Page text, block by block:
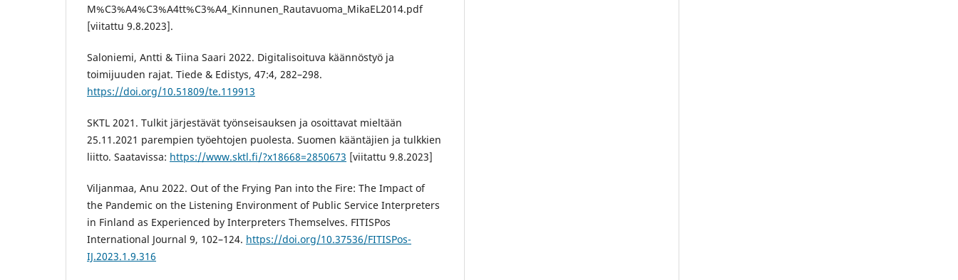
M%C3%A4%C3%A4tt%C3%A4_Kinnunen_Rautavuoma_MikaEL2014.pdf
[viitattu 9.8.2023].
Saloniemi, Antti & Tiina Saari 2022. Digitalisoituva käännöstyö ja
toimijuuden rajat. Tiede & Edistys, 47:4, 282–298.
https://doi.org/10.51809/te.119913
SKTL 2021. Tulkit järjestävät työnseisauksen ja osoittavat mieltään
25.11.2021 parempien työehtojen puolesta. Suomen kääntäjien ja tulkkien
liitto. Saatavissa: https://www.sktl.fi/?x18668=2850673 [viitattu 9.8.2023]
Viljanmaa, Anu 2022. Out of the Frying Pan into the Fire: The Impact of
the Pandemic on the Listening Environment of Public Service Interpreters
in Finland as Experienced by Interpreters Themselves. FITISPos
International Journal 9, 102–124. https://doi.org/10.37536/FITISPos-
IJ.2023.1.9.316